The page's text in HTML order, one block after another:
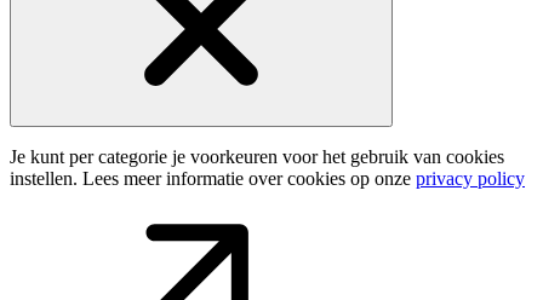
Je kunt per categorie je voorkeuren voor het gebruik van cookies
instellen. Lees meer informatie over cookies op onze privacy policy